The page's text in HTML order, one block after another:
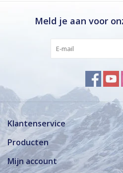
Meld je aan voor
Klantenservice
Producten
Mijn account